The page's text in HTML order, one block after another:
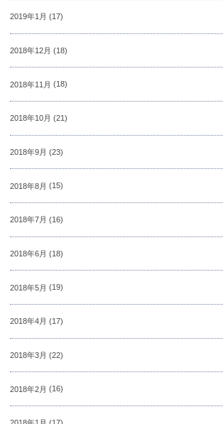
2019年1月 (17)
2018年12月 (18)
2018年11月 (18)
2018年10月 (21)
2018年9月 (23)
2018年8月 (15)
2018年7月 (16)
2018年6月 (18)
2018年5月 (19)
2018年4月 (17)
2018年3月 (22)
2018年2月 (16)